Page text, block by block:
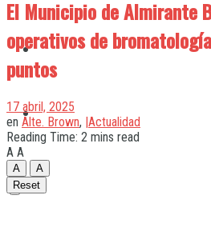
Quilmes
Varela
El Municipio de Almirante
operativos de
puntos
17 abril, 2025
en Alte. Brown, |Actualidad
Reading Time: 2 mins read
A A
A
A
Reset